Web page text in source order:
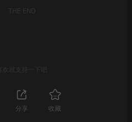
THE END
喜欢就支持一下吧
分享 收藏